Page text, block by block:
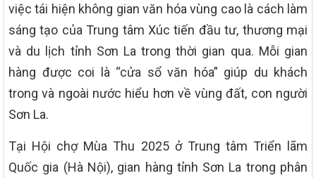
việc tái hiện không gian văn hóa vùng cao là cách làm
sáng tạo của Trung tâm Xúc tiến đầu tư, thương mại
và du lịch tỉnh Sơn La trong thời gian qua. Mỗi gian
hàng được coi là “cửa sổ văn hóa” giúp du khách
trong và ngoài nước hiểu hơn về vùng đất, con người
Sơn La.
Tại Hội chợ Mùa Thu 2025 ở Trung tâm Triển lãm
Quốc gia (Hà Nội), gian hàng tỉnh Sơn La trong phân